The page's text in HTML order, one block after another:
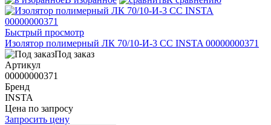
Быстрый просмотр
Изолятор полимерный ЛК 70/10-И-3 СС INSTA 00000000371
Под заказ
Артикул
00000000371
Бренд
INSTA
Цена по запросу
Запросить цену